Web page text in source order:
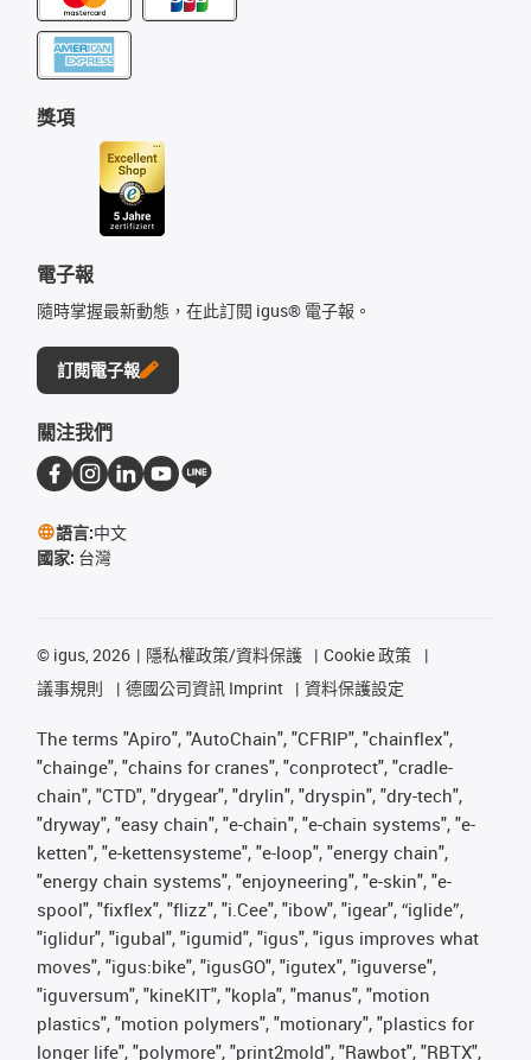
獎項
電子報
隨時掌握最新動態，在此訂閱 igus® 電子報。
訂閱電子報
關注我們
語言:中文
國家: 台灣
© igus, 2026 隱私權政策/資料保護
Cookie 政策
議事規則
德國公司資訊 Imprint 資料保護設定
The terms "Apiro", "AutoChain", "CFRIP", "chainflex",
"chainge", "chains for cranes", "conprotect", "cradle-
chain", "CTD", "drygear", "drylin", "dryspin", "dry-tech",
"dryway", "easy chain", "e-chain", "e-chain systems", "e-
ketten", "e-kettensysteme", "e-loop", "energy chain",
"energy chain systems", "enjoyneering", "e-skin", "e-
spool", "fixflex", "flizz", "i.Cee", "ibow", "igear", “iglide”,
"iglidur", "igubal", "igumid", "igus", "igus improves what
moves", "igus:bike", "igusGO", "igutex", "iguverse",
"iguversum", "kineKIT", "kopla", "manus", "motion
plastics", "motion polymers", "motionary", "plastics for
longer life", "polymore", "print2mold", "Rawbot", "RBTX",